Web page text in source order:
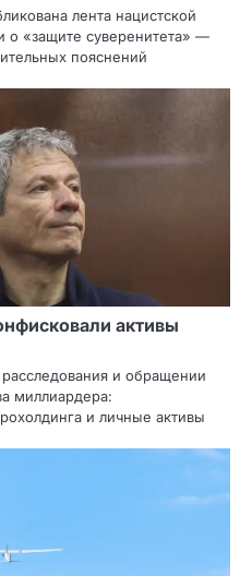
лента нацистской
о «защите суверенитета» —
пояснений
активы
и обращении
миллиардера:
и личные активы